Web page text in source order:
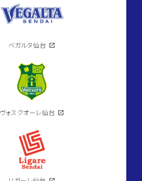
ベガルタ仙台 open_in_new
ヴォスクオーレ仙台 open_in_new